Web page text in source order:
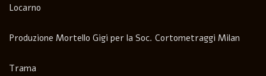
Locarno
Produzione Mortello Gigi per la Soc. Cortometraggi Milan
Trama